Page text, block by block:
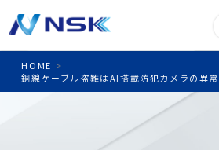
HOME >
銅線ケーブル盗難はAI搭載防犯カメラの異常